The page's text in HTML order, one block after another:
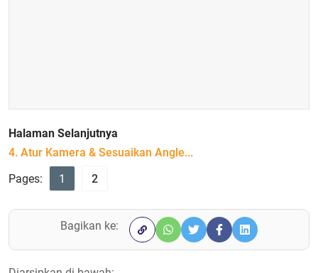
Halaman Selanjutnya
4. Atur Kamera & Sesuaikan Angle...
Pages:
1 2
Bagikan ke: